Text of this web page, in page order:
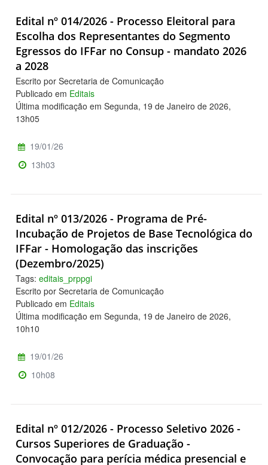
Edital nº 014/2026 - Processo Eleitoral para
Escolha dos Representantes do Segmento
Egressos do IFFar no Consup - mandato 2026
a 2028
Escrito por Secretaria de Comunicação
Publicado em Editais
Última modificação em Segunda, 19 de Janeiro de 2026,
13h05
19/01/26
13h03
Edital nº 013/2026 - Programa de Pré-
Incubação de Projetos de Base Tecnológica do
IFFar - Homologação das inscrições
(Dezembro/2025)
Tags: editais_prppgi
Escrito por Secretaria de Comunicação
Publicado em Editais
Última modificação em Segunda, 19 de Janeiro de 2026,
10h10
19/01/26
10h08
Edital nº 012/2026 - Processo Seletivo 2026 -
Cursos Superiores de Graduação -
Convocação para perícia médica presencial e